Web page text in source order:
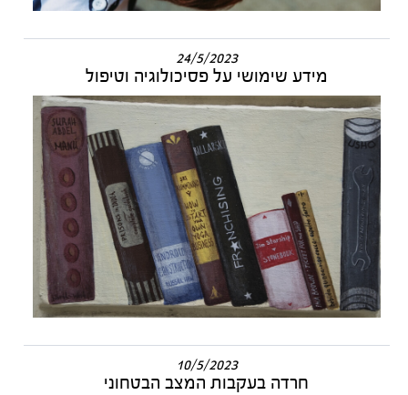
24/5/2023
מידע שימושי על פסיכולוגיה וטיפול
10/5/2023
חרדה בעקבות המצב הבטחוני